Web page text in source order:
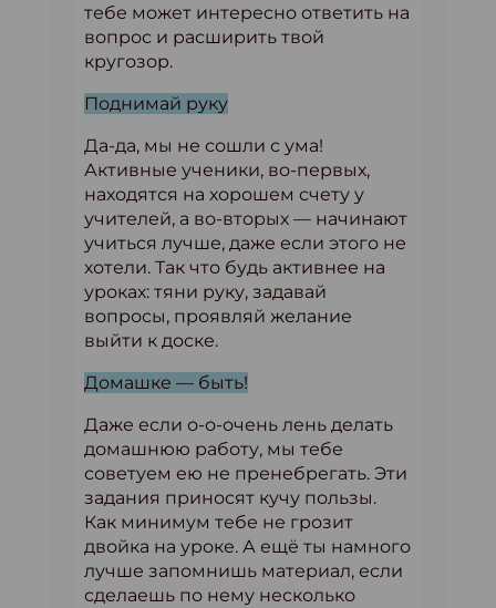
тебе может интересно ответить на
вопрос и расширить твой
кругозор.
Поднимай руку
Да-да, мы не сошли с ума!
Активные ученики, во-первых,
находятся на хорошем счету у
учителей, а во-вторых — начинают
учиться лучше, даже если этого не
хотели. Так что будь активнее на
уроках: тяни руку, задавай
вопросы, проявляй желание
выйти к доске.
Домашке — быть!
Даже если о-о-очень лень делать
домашнюю работу, мы тебе
советуем ею не пренебрегать. Эти
задания приносят кучу пользы.
Как минимум тебе не грозит
двойка на уроке. А ещё ты намного
лучше запомнишь материал, если
сделаешь по нему несколько